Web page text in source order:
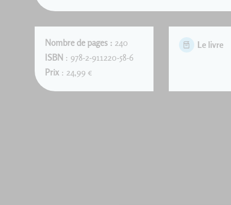
Nombre de pages : 240
ISBN : 978-2-911220-58-6
Prix: 24,99 €
Le livre